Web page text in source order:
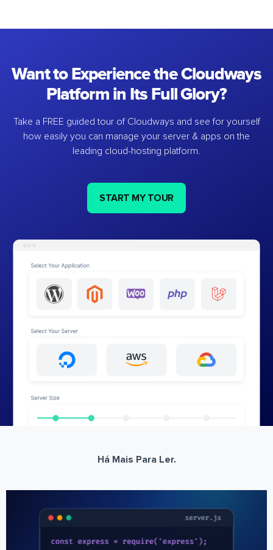
Want to Experience the Cloudways
Platform in Its Full Glory?
Take a FREE guided tour of Cloudways and see for yourself
how easily you can manage your server & apps on the
leading cloud-hosting platform.
START MY TOUR
Há Mais Para Ler.